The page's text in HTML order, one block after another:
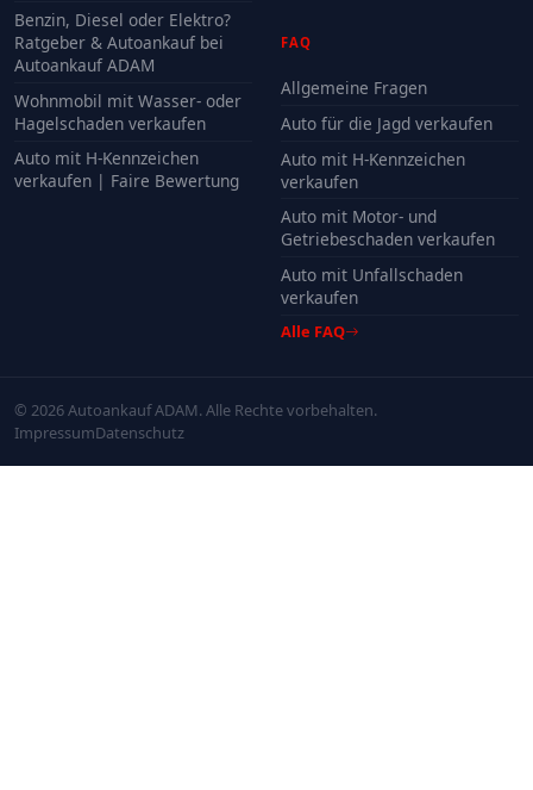
Benzin, Diesel oder Elektro?
Ratgeber & Autoankauf bei
Autoankauf ADAM
Wohnmobil mit Wasser- oder
Hagelschaden verkaufen
Auto mit H-Kennzeichen
verkaufen | Faire Bewertung
FAQ
Allgemeine Fragen
Auto für die Jagd verkaufen
Auto mit H-Kennzeichen
verkaufen
Auto mit Motor- und
Getriebeschaden verkaufen
Auto mit Unfallschaden
verkaufen
Alle FAQ
© 2026 Autoankauf ADAM. Alle Rechte vorbehalten.
ImpressumDatenschutz